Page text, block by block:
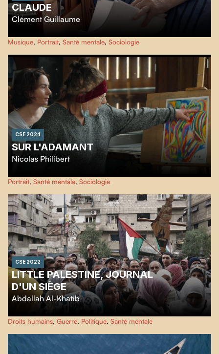
CLAUDE
Clément Guillaume
Claude, octogénaire, trouve son quotidien ennuyeux dans sa petite
chambre. Pourtant, derrière son amertume se cache un philosophe plein
d'humour et un artiste oublié. Ce court-métrage explore l'émouvante
relation entre la maladie, l'art et la mémoire.
Musique, Portrait, Santé mentale, Sociologie
CSE 2024
SUR L'ADAMANT
Nicolas Philibert
L'Adamant, un Centre de Jour unique flottant sur la Seine à Paris, accueille
des adultes souffrant de troubles psychiques, offrant un environnement
thérapeutique. Ce film explore les rencontres entre patients et soignants,
résistant à la déshumanisation de la psychiatrie.
Portrait, Santé mentale, Sociologie
CSE 2022
LITTLE PALESTINE, JOURNAL
D'UN SIÈGE
Abdallah Al-Khatib
Dans son premier film,Little Palestine, Journal d'un siège, le cinéaste
Abdallah Al-Khatiboffre un aperçu de la vie quotidienne des habitant·e·s
de Yarmouk, le plus grand camp de réfugié·e·s palestinien·ne·s au monde,
alors qu’ils et elles persévèrent avec dignité et espoir au milieu d’un état de
guerre sans fin.
Droits humains, Guerre, Politique, Santé mentale